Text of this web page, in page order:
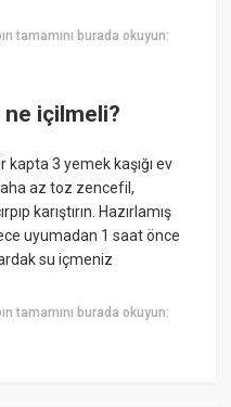
tamamını burada okuyun:
içilmeli?
kapta 3 yemek kaşığı ev
az toz zencefil,
karıştırın. Hazırlamış
uyumadan 1 saat önce
su içmeniz
tamamını burada okuyun: